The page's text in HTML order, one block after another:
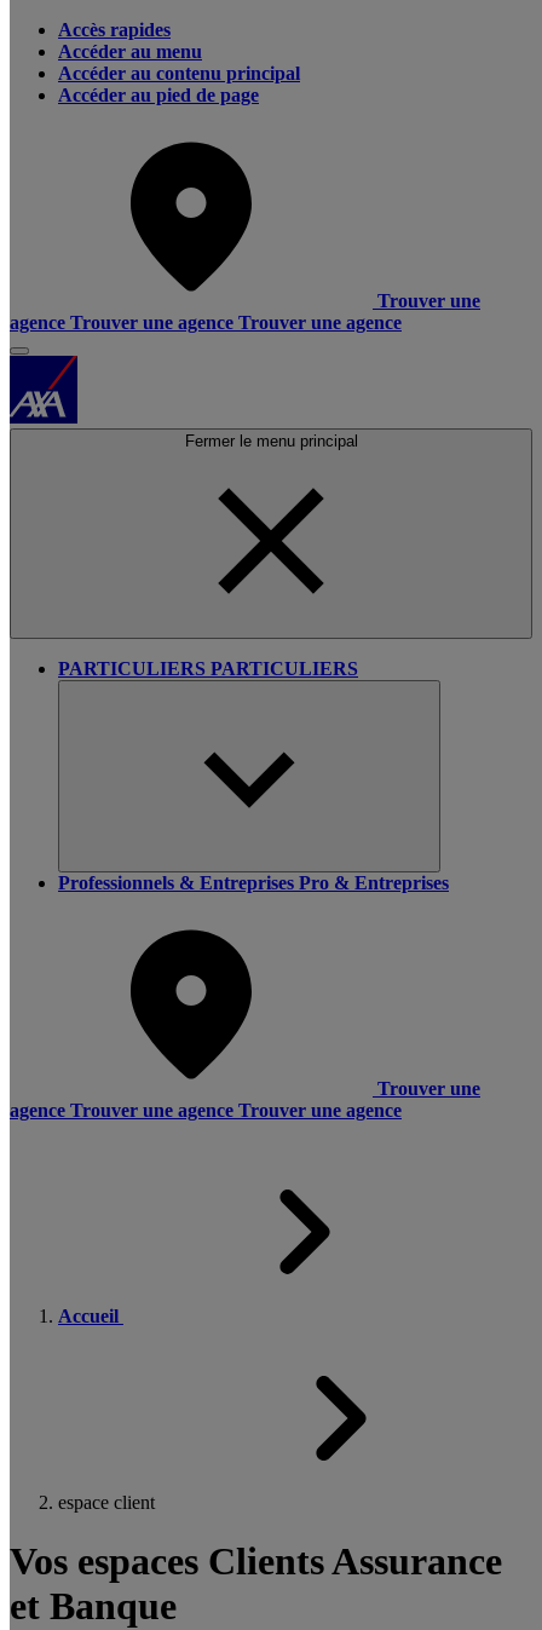
Accès rapides
Accéder au menu
Accéder au contenu principal
Accéder au pied de page
Trouver une
agence Trouver une agence Trouver une agence
Fermer le menu principal
PARTICULIERS PARTICULIERS
Professionnels & Entreprises Pro & Entreprises
Trouver une
agence Trouver une agence Trouver une agence
Accueil
espace client
Vos espaces Clients Assurance
et Banque